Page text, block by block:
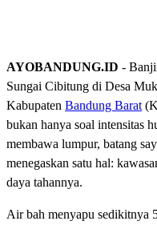
AYOBANDUNG.ID -
Sungai Cibitung di Desa
Kabupaten Bandung Barat
bukan hanya soal intensitas
membawa lumpur, batang
menegaskan satu hal:
daya tahannya.
Air bah menyapu sedikitnya